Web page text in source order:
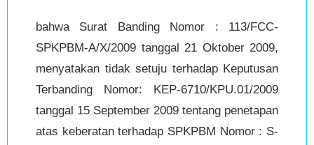
bahwa Surat Banding Nomor : 113/FCC-
SPKPBM-A/X/2009 tanggal 21 Oktober 2009,
menyatakan tidak setuju terhadap Keputusan
Terbanding Nomor: KEP-6710/KPU.01/2009
tanggal 15 September 2009 tentang penetapan
atas keberatan terhadap SPKPBM Nomor : S-